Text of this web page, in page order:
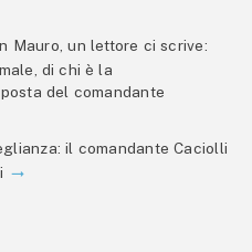
Mauro, un lettore ci scrive:
di chi è la
del comandante
il comandante Caciolli